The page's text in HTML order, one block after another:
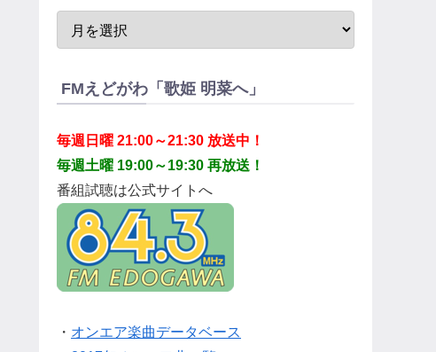
FMえどがわ「歌姫 明菜へ」
毎週日曜 21:00～21:30 放送中！
毎週土曜 19:00～19:30 再放送！
番組試聴は公式サイトへ
・ オンエア楽曲データベース